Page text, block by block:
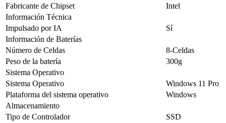
Fabricante de Chipset
Intel
Información Técnica
Impulsado por IA
Sí
Información de Baterías
Número de Celdas
8-Celdas
Peso de la batería
300g
Sistema Operativo
Sistema Operativo
Windows 11 Pro
Plataforma del sistema operativo
Windows
Almacenamiento
Tipo de Controlador
SSD